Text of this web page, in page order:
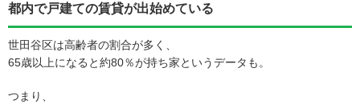
都内で戸建ての賃貸が出始めている
世田谷区は高齢者の割合が多く、
65歳以上になると約80％が持ち家というデータも。
つまり、